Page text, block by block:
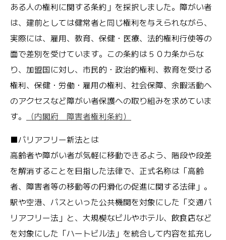
ある人の権利に関する条約」を採択しました。障がい者
は、建前としては健常者と同じ権利を与えられながら、
実際には、雇用、教育、保健・医療、法的権利行使等の
面で差別を受けています。この条約は５０カ条からな
り、加盟国に対し、市民的・政治的権利、教育を受ける
権利、保健・労働・雇用の権利、社会保障、余暇活動へ
のアクセスなど障がい者保護への取り組みを求めていま
す。
（内閣府 障害者権利条約）
■バリアフリー新法とは
高齢者や障がい者が気軽に移動できるよう、階段や段差
を解消することを目指した法律で、正式名称は「高齢
者、障害者等の移動等の円滑化の促進に関する法律」。
駅や空港、バスといった公共機関を対象にした「交通バ
リアフリー法」と、大規模なビルやホテル、飲食店など
を対象にした「ハートビル法」を統合して内容を拡充し